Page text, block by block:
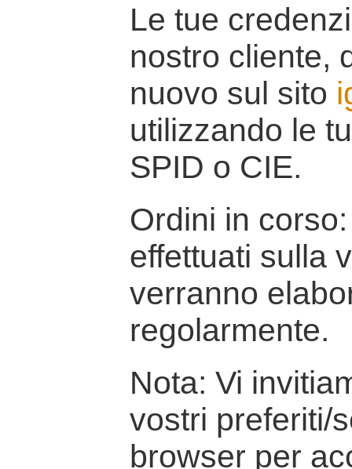
Le tue
nostro cliente,
nuovo sul sito
utilizzando le
SPID o CIE.
Ordini in
effettuati sulla
verranno
regolarmente.
Nota: Vi
vostri preferiti/
browser per